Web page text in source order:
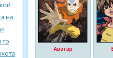
на
го
Аватар